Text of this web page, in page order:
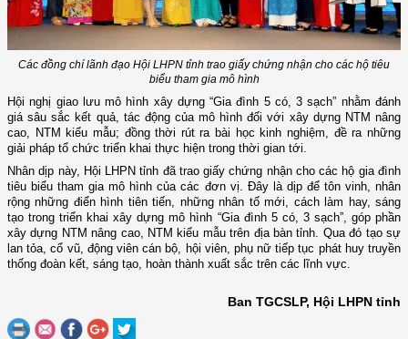
Các đồng chí lãnh đạo Hội LHPN tỉnh trao giấy chứng nhận cho các hộ tiêu
biểu tham gia mô hình
Hội nghị giao lưu mô hình xây dựng “Gia đình 5 có, 3 sạch” nhằm đánh
giá sâu sắc kết quả, tác động của mô hình đối với xây dựng NTM nâng
cao, NTM kiểu mẫu; đồng thời rút ra bài học kinh nghiệm, đề ra những
giải pháp tổ chức triển khai thực hiện trong thời gian tới.
Nhân dịp này, Hội LHPN tỉnh đã trao giấy chứng nhận cho các hộ gia đình
tiêu biểu tham gia mô hình của các đơn vị. Đây là dịp để tôn vinh, nhân
rộng những điển hình tiên tiến, những nhân tố mới, cách làm hay, sáng
tạo trong triển khai xây dựng mô hình “Gia đình 5 có, 3 sạch”, góp phần
xây dựng NTM nâng cao, NTM kiểu mẫu trên địa bàn tỉnh. Qua đó tạo sự
lan tỏa, cổ vũ, động viên cán bộ, hội viên, phụ nữ tiếp tục phát huy truyền
thống đoàn kết, sáng tạo, hoàn thành xuất sắc trên các lĩnh vực.
Ban TGCSLP, Hội LHPN tỉnh